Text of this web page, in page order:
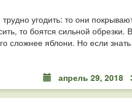
трудно угодить: то они
то боятся сильной
сложнее яблони. Но если
апрель 29, 2018